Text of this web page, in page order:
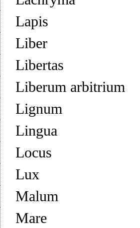
Lapis
Liber
Libertas
Liberum arbitrium
Lignum
Lingua
Locus
Lux
Malum
Mare